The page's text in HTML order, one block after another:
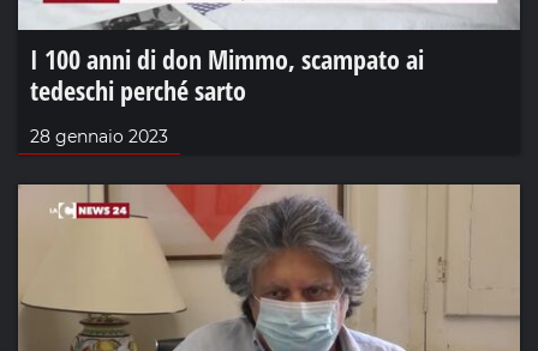
I 100 anni di don Mimmo, scampato ai
tedeschi perché sarto
28 gennaio 2023